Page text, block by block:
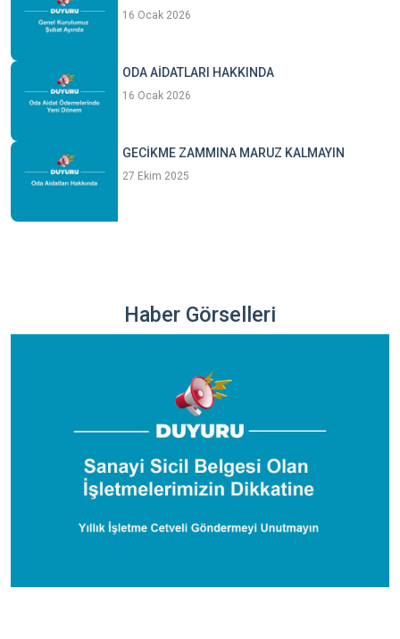
16 Ocak 2026
ODA AİDATLARI HAKKINDA
16 Ocak 2026
GECİKME ZAMMINA MARUZ KALMAYIN
27 Ekim 2025
Haber Görselleri